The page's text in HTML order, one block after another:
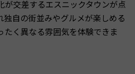
が交差するエスニックタウンが点
独自の街並みやグルメが楽しめる
たく異なる雰囲気を体験できま